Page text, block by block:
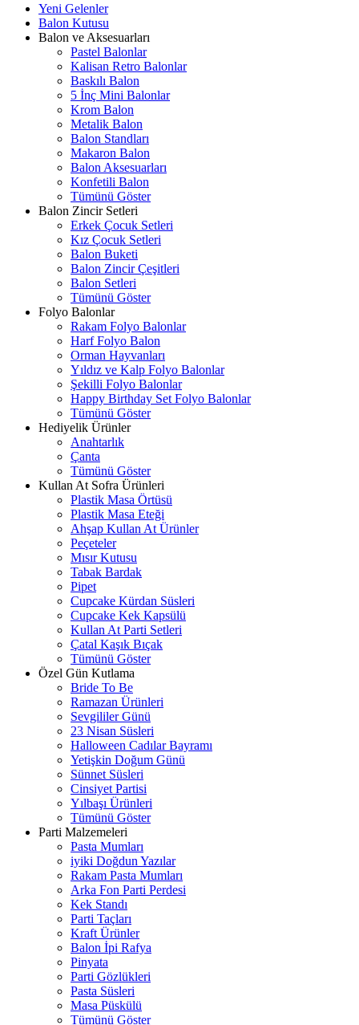
Yeni Gelenler
Balon Kutusu
Balon ve Aksesuarları
Pastel Balonlar
Kalisan Retro Balonlar
Baskılı Balon
5 İnç Mini Balonlar
Krom Balon
Metalik Balon
Balon Standları
Makaron Balon
Balon Aksesuarları
Konfetili Balon
Tümünü Göster
Balon Zincir Setleri
Erkek Çocuk Setleri
Kız Çocuk Setleri
Balon Buketi
Balon Zincir Çeşitleri
Balon Setleri
Tümünü Göster
Folyo Balonlar
Rakam Folyo Balonlar
Harf Folyo Balon
Orman Hayvanları
Yıldız ve Kalp Folyo Balonlar
Şekilli Folyo Balonlar
Happy Birthday Set Folyo Balonlar
Tümünü Göster
Hediyelik Ürünler
Anahtarlık
Çanta
Tümünü Göster
Kullan At Sofra Ürünleri
Plastik Masa Örtüsü
Plastik Masa Eteği
Ahşap Kullan At Ürünler
Peçeteler
Mısır Kutusu
Tabak Bardak
Pipet
Cupcake Kürdan Süsleri
Cupcake Kek Kapsülü
Kullan At Parti Setleri
Çatal Kaşık Bıçak
Tümünü Göster
Özel Gün Kutlama
Bride To Be
Ramazan Ürünleri
Sevgililer Günü
23 Nisan Süsleri
Halloween Cadılar Bayramı
Yetişkin Doğum Günü
Sünnet Süsleri
Cinsiyet Partisi
Yılbaşı Ürünleri
Tümünü Göster
Parti Malzemeleri
Pasta Mumları
iyiki Doğdun Yazılar
Rakam Pasta Mumları
Arka Fon Parti Perdesi
Kek Standı
Parti Taçları
Kraft Ürünler
Balon İpi Rafya
Pinyata
Parti Gözlükleri
Pasta Süsleri
Masa Püskülü
Tümünü Göster